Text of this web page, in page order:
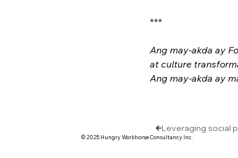
***
Ang may-akda ay
at culture
Ang may-akda ay
Leveraging social
© 2025 Hungry Workhorse Consultancy Inc.